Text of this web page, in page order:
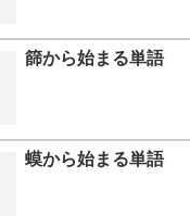
篩から始まる単語
蟆から始まる単語